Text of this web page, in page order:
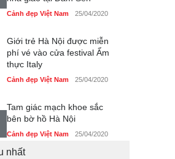
Cảnh đẹp Việt Nam 25/04/2020
Giới trẻ Hà Nội được miễn
phí vé vào cửa festival Ẩm
thực Italy
Cảnh đẹp Việt Nam 25/04/2020
Tam giác mạch khoe sắc
bên bờ hồ Hà Nội
Cảnh đẹp Việt Nam 25/04/2020
nhất